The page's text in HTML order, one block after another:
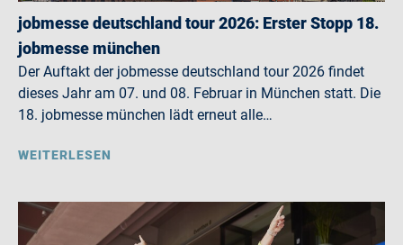
jobmesse deutschland tour 2026: Erster Stopp 18.
jobmesse münchen
Der Auftakt der jobmesse deutschland tour 2026 findet
dieses Jahr am 07. und 08. Februar in München statt. Die
18. jobmesse münchen lädt erneut alle…
WEITERLESEN